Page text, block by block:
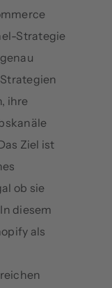
Strategie
ihre
Ziel ist
ob sie
diesem
als